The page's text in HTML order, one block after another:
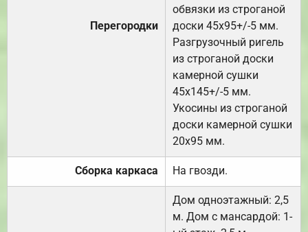
Перегородки
обвязки из строганой
доски 45х95+/-5 мм.
Разгрузочный ригель
из строганой доски
камерной сушки
45х145+/-5 мм.
Укосины из строганой
доски камерной сушки
20х95 мм.
Сборка каркаса На гвозди.
Дом одноэтажный: 2,5
м. Дом с мансардой: 1-